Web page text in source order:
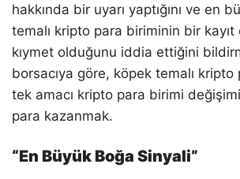
hakkında bir uyarı yaptığını ve en
temalı kripto para biriminin bir kayıt
kıymet olduğunu iddia ettiğini
borsacıya göre, köpek temalı
tek amacı kripto para birimi değişimi
para kazanmak.
“En Büyük Boğa Sinyali”